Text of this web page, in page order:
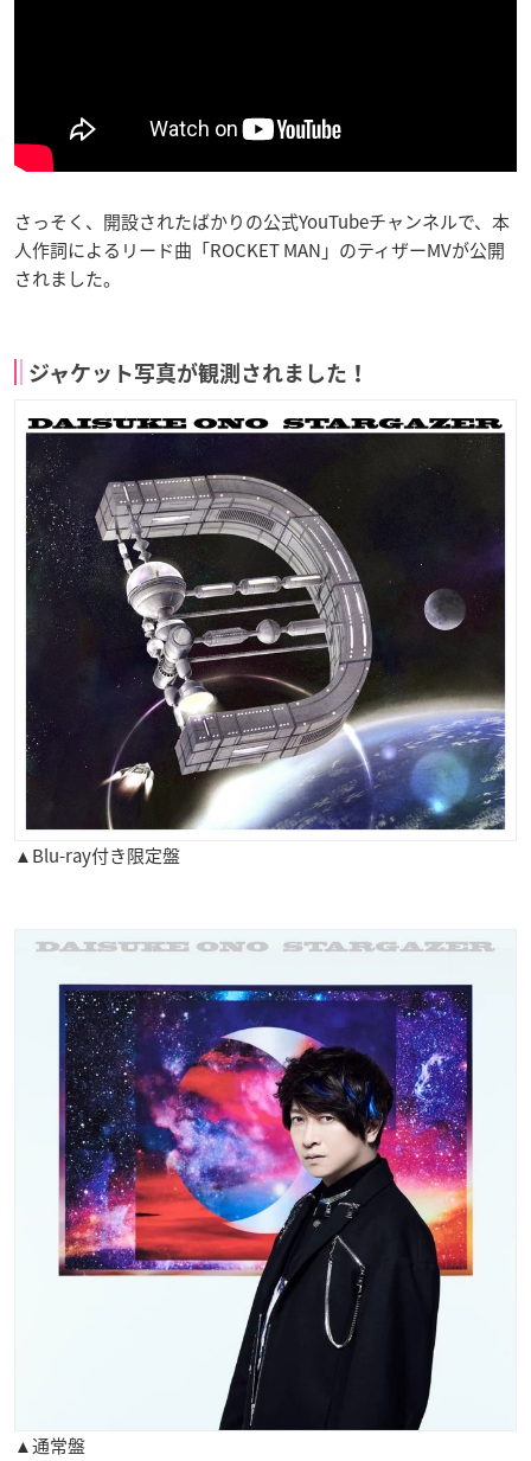
さっそく、開設されたばかりの公式YouTubeチャンネルで、本
人作詞によるリード曲「ROCKET MAN」のティザーMVが公開
されました。
ジャケット写真が観測されました！
▲Blu-ray付き限定盤
▲通常盤